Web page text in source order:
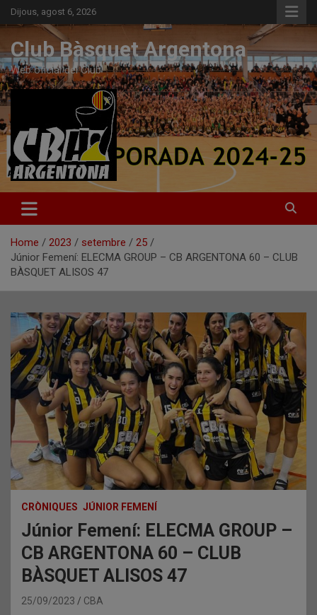
Skip
to
Dijous, agost 6, 2026
Club Bàsquet Argentona
Web oficial del Club
Home 2023 setembre
25
Júnior Femení: ELECMA GROUP – CB ARGENTONA 60 – CLUB
BÀSQUET ALISOS 47
CRÒNIQUES JÚNIOR FEMENÍ
Júnior Femení: ELECMA GROUP –
CB ARGENTONA 60 – CLUB
BÀSQUET ALISOS 47
25/09/2023 CBA